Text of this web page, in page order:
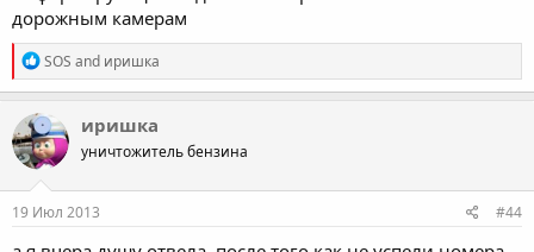
дорожным камерам
R
e
a
c
t
i
o
n
s
SOS and иришка
иришка
уничтожитель бензина
19 Июл 2013 #44